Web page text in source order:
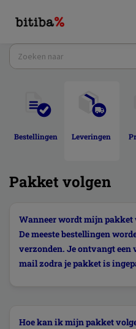
Bestellingen Leveringen
Pakket volgen
Wanneer wordt mijn pakket
De meeste bestellingen
verzonden. Je ontvangt een
mail zodra je pakket is
Hoe kan ik mijn pakket